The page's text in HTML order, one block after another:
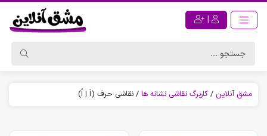
|
مشق آنلاین / کاربرگ نقاشی نشانه ها / نقاشی حرف (اَ اِ اُ)